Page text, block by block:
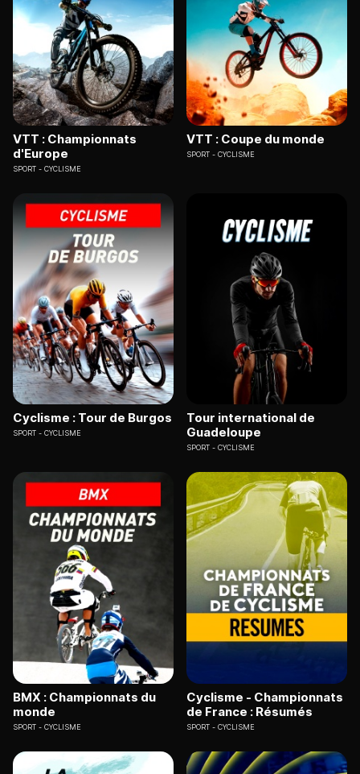
VTT : Championnats
d'Europe
SPORT CYCLISME
VTT : Coupe du monde
SPORT CYCLISME
Cyclisme : Tour de Burgos
SPORT CYCLISME
Tour international de
Guadeloupe
SPORT CYCLISME
BMX : Championnats du
monde
SPORT CYCLISME
Cyclisme - Championnats
de France : Résumés
SPORT CYCLISME